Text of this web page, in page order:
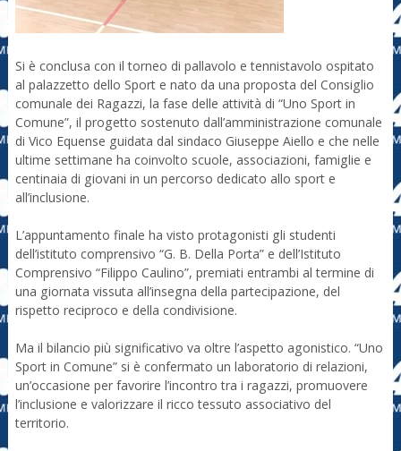
Si è conclusa con il torneo di pallavolo e tennistavolo ospitato
al palazzetto dello Sport e nato da una proposta del Consiglio
comunale dei Ragazzi, la fase delle attività di “Uno Sport in
Comune”, il progetto sostenuto dall’amministrazione comunale
di Vico Equense guidata dal sindaco Giuseppe Aiello e che nelle
ultime settimane ha coinvolto scuole, associazioni, famiglie e
centinaia di giovani in un percorso dedicato allo sport e
all’inclusione.
L’appuntamento finale ha visto protagonisti gli studenti
dell’istituto comprensivo “G. B. Della Porta” e dell’Istituto
Comprensivo “Filippo Caulino”, premiati entrambi al termine di
una giornata vissuta all’insegna della partecipazione, del
rispetto reciproco e della condivisione.
Ma il bilancio più significativo va oltre l’aspetto agonistico. “Uno
Sport in Comune” si è confermato un laboratorio di relazioni,
un’occasione per favorire l’incontro tra i ragazzi, promuovere
l’inclusione e valorizzare il ricco tessuto associativo del
territorio.